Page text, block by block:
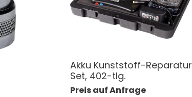
Akku Kunststoff-Reparatur
Set, 402-tlg.
Preis auf Anfrage